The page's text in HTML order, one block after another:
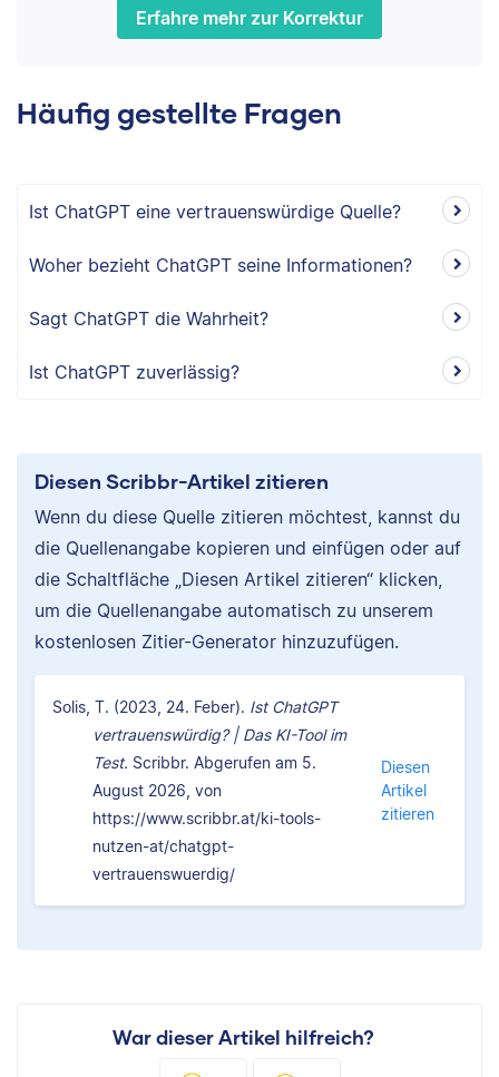
Erfahre mehr zur Korrektur
Häufig gestellte Fragen
Ist ChatGPT eine vertrauenswürdige Quelle?
Woher bezieht ChatGPT seine Informationen?
Sagt ChatGPT die Wahrheit?
Ist ChatGPT zuverlässig?
Diesen Scribbr-Artikel zitieren
Wenn du diese Quelle zitieren möchtest, kannst du
die Quellenangabe kopieren und einfügen oder auf
die Schaltfläche „Diesen Artikel zitieren“ klicken,
um die Quellenangabe automatisch zu unserem
kostenlosen Zitier-Generator hinzuzufügen.
Solis, T. (2023, 24. Feber). Ist ChatGPT
vertrauenswürdig? | Das KI-Tool im
Test. Scribbr. Abgerufen am 5.
August 2026, von
https://www.scribbr.at/ki-tools-
nutzen-at/chatgpt-
vertrauenswuerdig/
Diesen
Artikel
zitieren
War dieser Artikel hilfreich?